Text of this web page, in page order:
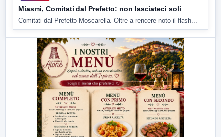
Miasmi, Comitati dal Prefetto: non lasciateci soli
Comitati dal Prefetto Moscarella. Oltre a rendere noto il flash...